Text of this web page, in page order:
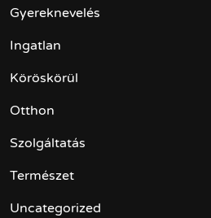
Gyereknevelés
Ingatlan
Köröskörül
Otthon
Szolgáltatás
Természet
Uncategorized